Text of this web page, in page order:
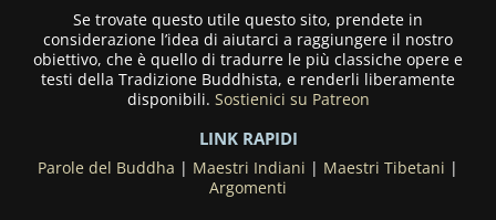
Se trovate questo utile questo sito, prendete in
considerazione l’idea di aiutarci a raggiungere il nostro
obiettivo, che è quello di tradurre le più classiche opere e
testi della Tradizione Buddhista, e renderli liberamente
disponibili. Sostienici su Patreon
LINK RAPIDI
Parole del Buddha | Maestri Indiani | Maestri Tibetani |
Argomenti